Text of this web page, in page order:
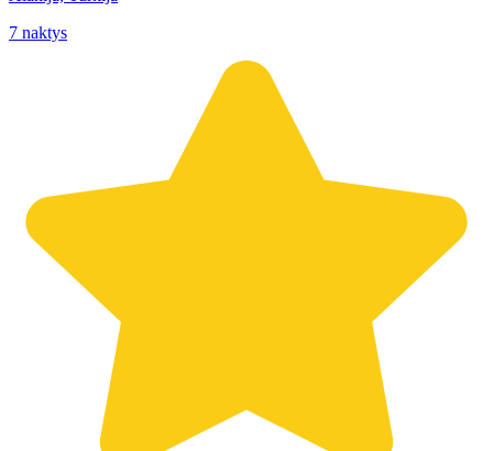
7 naktys